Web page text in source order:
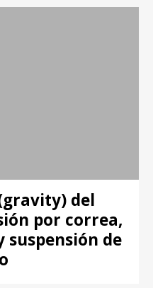
del
por correa,
suspensión de